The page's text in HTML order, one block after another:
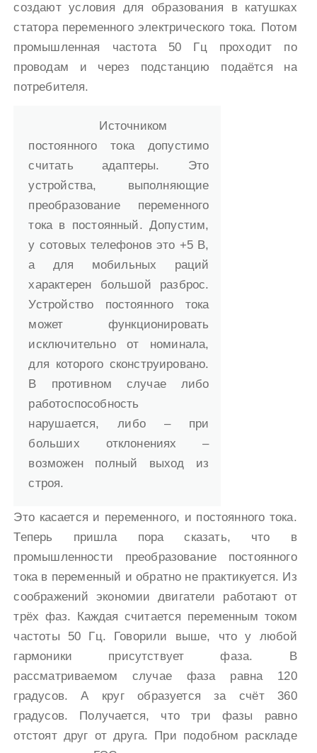
создают условия для образования в катушках
статора переменного электрического тока. Потом
промышленная частота 50 Гц проходит по
проводам и через подстанцию подаётся на
потребителя.
Источником
постоянного тока допустимо
считать адаптеры. Это
устройства, выполняющие
преобразование переменного
тока в постоянный. Допустим,
у сотовых телефонов это +5 В,
а для мобильных раций
характерен большой разброс.
Устройство постоянного тока
может функционировать
исключительно от номинала,
для которого сконструировано.
В противном случае либо
работоспособность
нарушается, либо – при
больших отклонениях –
возможен полный выход из
строя.
Это касается и переменного, и постоянного тока.
Теперь пришла пора сказать, что в
промышленности преобразование постоянного
тока в переменный и обратно не практикуется. Из
соображений экономии двигатели работают от
трёх фаз. Каждая считается переменным током
частоты 50 Гц. Говорили выше, что у любой
гармоники присутствует фаза. В
рассматриваемом случае фаза равна 120
градусов. А круг образуется за счёт 360
градусов. Получается, что три фазы равно
отстоят друг от друга. При подобном раскладе